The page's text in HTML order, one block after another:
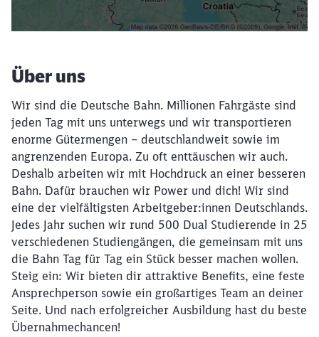
Filter setzen
Über uns
Wir sind die Deutsche Bahn. Millionen Fahrgäste sind
jeden Tag mit uns unterwegs und wir transportieren
enorme Gütermengen – deutschlandweit sowie im
angrenzenden Europa. Zu oft enttäuschen wir auch.
Deshalb arbeiten wir mit Hochdruck an einer besseren
Bahn. Dafür brauchen wir Power und dich! Wir sind
eine der vielfältigsten Arbeitgeber:innen Deutschlands.
Jedes Jahr suchen wir rund 500 Dual Studierende in 25
verschiedenen Studiengängen, die gemeinsam mit uns
die Bahn Tag für Tag ein Stück besser machen wollen.
Steig ein: Wir bieten dir attraktive Benefits, eine feste
Ansprechperson sowie ein großartiges Team an deiner
Seite. Und nach erfolgreicher Ausbildung hast du beste
Übernahmechancen!